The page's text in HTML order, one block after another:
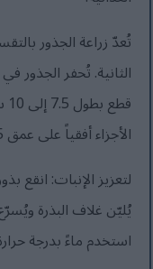
تُعدّ زراعة الجذور
الثانية. تُحفر الجذور
الأجزاء أفقياً على عمق 5 سم.
لتعزيز الإنبات: انقع
يُليّن غلاف البذرة
استخدم ماءً بدرجة